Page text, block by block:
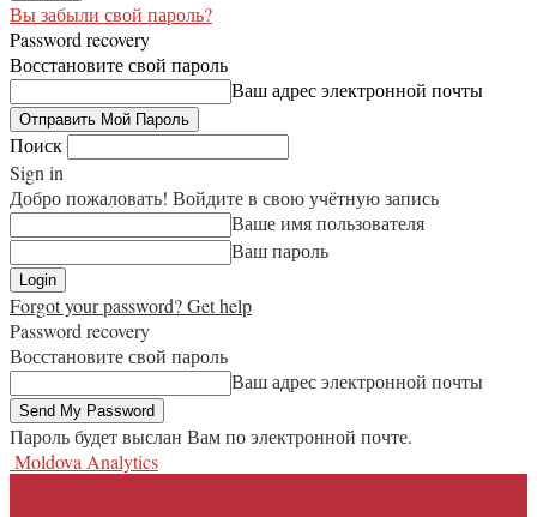
Вы забыли свой пароль?
Password recovery
Восстановите свой пароль
Ваш адрес электронной почты
Поиск
Sign in
Добро пожаловать! Войдите в свою учётную запись
Ваше имя пользователя
Ваш пароль
Forgot your password? Get help
Password recovery
Восстановите свой пароль
Ваш адрес электронной почты
Пароль будет выслан Вам по электронной почте.
Moldova Analytics